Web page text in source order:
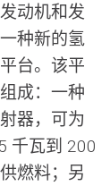
动机和发
种新的氢
台。该平
成：一种
器，可为
千瓦到 200
燃料；另